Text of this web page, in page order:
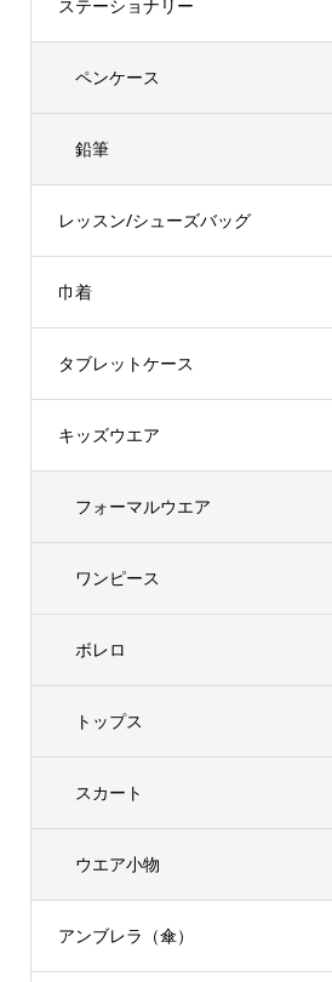
ステーショナリー
ペンケース
鉛筆
レッスン/シューズバッグ
巾着
タブレットケース
キッズウエア
フォーマルウエア
ワンピース
ボレロ
トップス
スカート
ウエア小物
アンブレラ（傘）